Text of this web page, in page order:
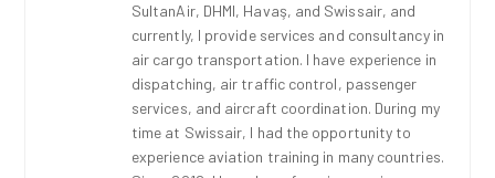
SultanAir, DHMI, Havaş, and Swissair, and
currently, I provide services and consultancy in
air cargo transportation. I have experience in
dispatching, air traffic control, passenger
services, and aircraft coordination. During my
time at Swissair, I had the opportunity to
experience aviation training in many countries.